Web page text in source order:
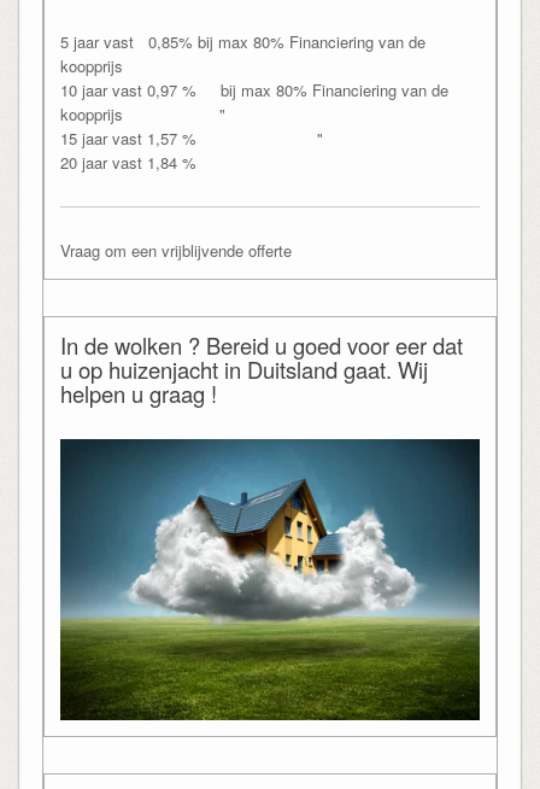
5 jaar vast 0,85% bij max 80% Financiering van de
koopprijs
10 jaar vast 0,97 % bij max 80% Financiering van de
koopprijs "
15 jaar vast 1,57 % "
20 jaar vast 1,84 %
Vraag om een vrijblijvende offerte
In de wolken ? Bereid u goed voor eer dat
u op huizenjacht in Duitsland gaat. Wij
helpen u graag !